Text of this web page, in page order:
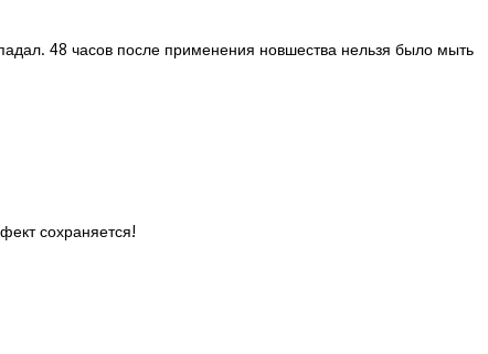
48 часов после применения новшества нельзя было мыть
сохраняется!